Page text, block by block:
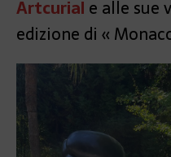
Artcurial e alle sue
edizione di «